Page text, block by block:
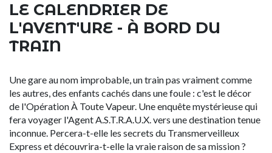
LE CALENDRIER DE
L'AVENT'URE - À BORD DU
TRAIN
Une gare au nom improbable, un train pas vraiment comme
les autres, des enfants cachés dans une foule : c'est le décor
de l'Opération À Toute Vapeur. Une enquête mystérieuse qui
fera voyager l'Agent A.S.T.R.A.U.X. vers une destination tenue
inconnue. Percera-t-elle les secrets du Transmerveilleux
Express et découvrira-t-elle la vraie raison de sa mission ?